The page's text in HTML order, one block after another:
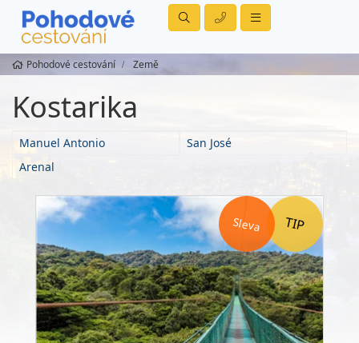
Pohodové cestování Země
Kostarika
Manuel Antonio
Arenal
San José
Sleva